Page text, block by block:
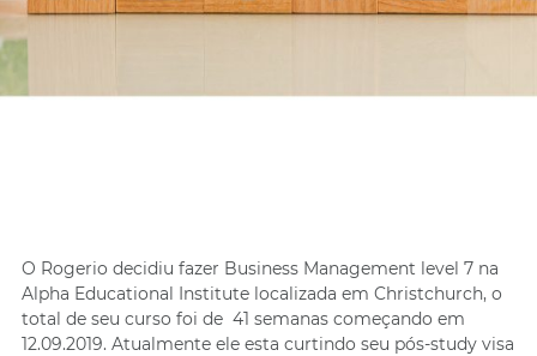
O Rogerio decidiu fazer Business Management level 7 na
Alpha Educational Institute localizada em Christchurch, o
total de seu curso foi de 41 semanas começando em
12.09.2019. Atualmente ele esta curtindo seu pós-study visa